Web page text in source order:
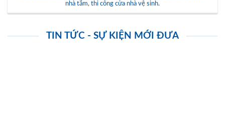
nhà tắm, thi công cửa nhà vệ sinh.
TIN TỨC - SỰ KIỆN MỚI ĐƯA